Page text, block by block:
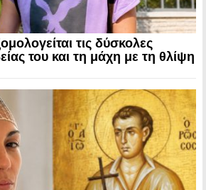
τις δύσκολες
του και τη μάχη με τη θλίψη